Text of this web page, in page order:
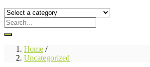
Home /
Uncategorized